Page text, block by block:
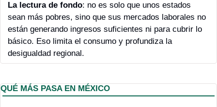
La lectura de fondo: no es solo que unos estados
sean más pobres, sino que sus mercados laborales no
están generando ingresos suficientes ni para cubrir lo
básico. Eso limita el consumo y profundiza la
desigualdad regional.
QUÉ MÁS PASA EN MÉXICO